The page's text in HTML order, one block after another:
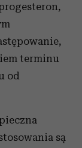
terminu
od
są